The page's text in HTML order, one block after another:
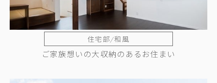
住宅部/和風
ご家族想いの大収納のあるお住まい